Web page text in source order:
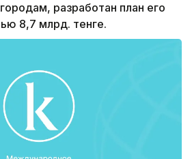
разработан план его
8,7 млрд. тенге.